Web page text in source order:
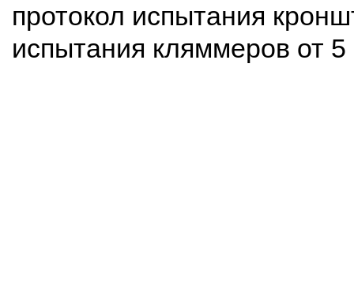
протокол испытания
испытания кляммеров от